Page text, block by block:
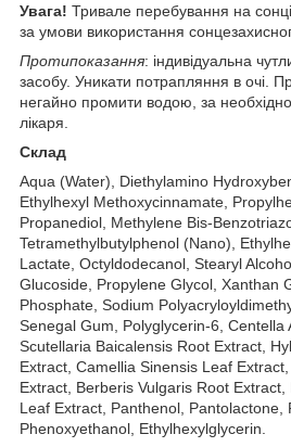
Увага! Тривале перебування на
за умови використання
Протипоказання: індивідуальна
засобу. Уникати потрапляння в очі.
негайно промити водою, за
лікаря.
Склад
Aqua (Water), Diethylamino
Ethylhexyl Methoxycinnamate,
Propanediol, Methylene Bis-
Tetramethylbutylphenol (Nano),
Lactate, Octyldodecanol, Stearyl
Glucoside, Propylene Glycol, Xanthan
Phosphate, Sodium
Senegal Gum, Polyglycerin-6, Centella
Scutellaria Baicalensis Root Extract,
Extract, Camellia Sinensis Leaf
Extract, Berberis Vulgaris Root
Leaf Extract, Panthenol, Pantolactone,
Phenoxyethanol, Ethylhexylglycerin.